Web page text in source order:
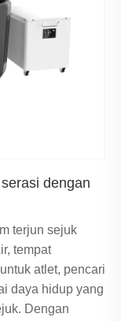
dengan
terjun sejuk
tempat
atlet, pencari
daya hidup yang
Dengan